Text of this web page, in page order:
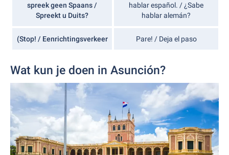
spreek geen Spaans /
Spreekt u Duits?
hablar español. / ¿Sabe
hablar alemán?
(Stop! / Eenrichtingsverkeer Pare! / Deja el paso
Wat kun je doen in Asunción?